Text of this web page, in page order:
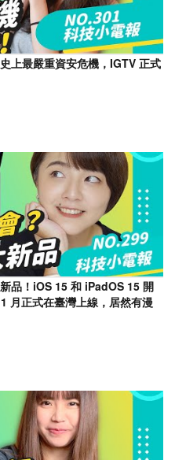
上最嚴重資安危機，IGTV 正式
品！iOS 15 和 iPadOS 15 開
月正式在臺灣上線，居然有漫